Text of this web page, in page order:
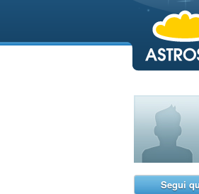
Segui